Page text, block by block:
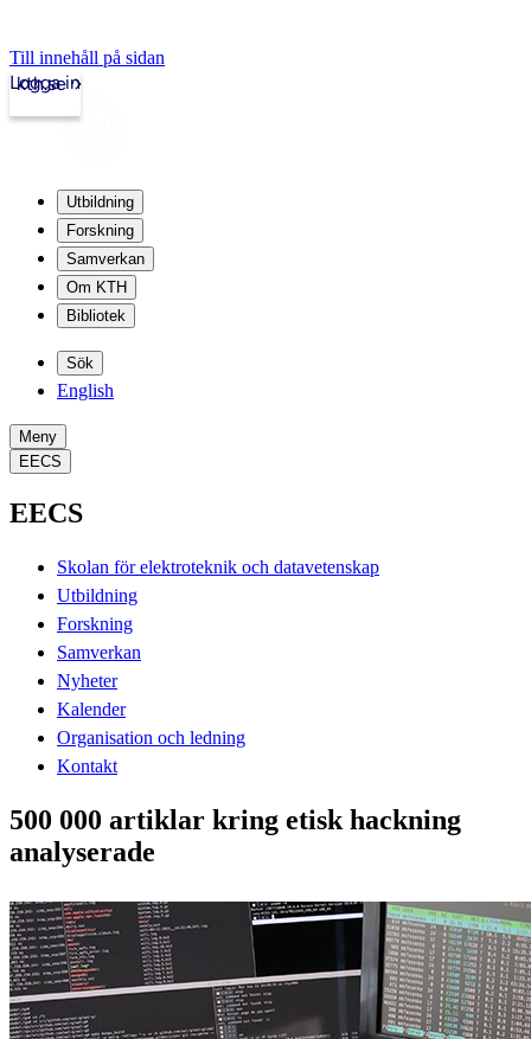
Till innehåll på sidan
kth.se
Logga in
Utbildning
Forskning
Samverkan
Om KTH
Bibliotek
Sök
English
Meny
EECS
EECS
Skolan för elektroteknik och datavetenskap
Utbildning
Forskning
Samverkan
Nyheter
Kalender
Organisation och ledning
Kontakt
500 000 artiklar kring etisk hackning
analyserade